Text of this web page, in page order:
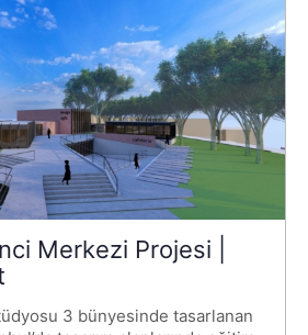
Merkezi Projesi |
3 bünyesinde tasarlanan